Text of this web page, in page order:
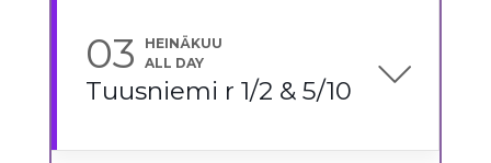
03
HEINÄKUU
ALL DAY
Tuusniemi r 1/2 & 5/10